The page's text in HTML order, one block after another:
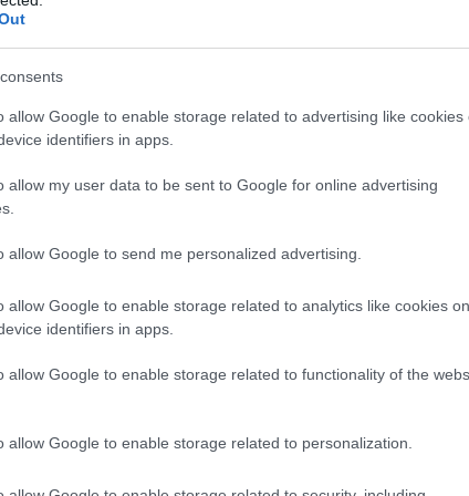
allow Google to enable storage related to advertising like cookies
identifiers in apps.
allow my user data to be sent to Google for online advertising
allow Google to send me personalized advertising.
allow Google to enable storage related to analytics like cookies on
identifiers in apps.
allow Google to enable storage related to functionality of the
allow Google to enable storage related to personalization.
akik egy kisebb kolóniával együtt
Angliába a feketék növekvő úgynevezett
emelkedő bűnözés miatt.
Válasz erre
Afrikaiak mint 50 éve,ezzel nem sokat tud
sem.
Válasz erre
ország. Brazíliától Indián át Kínáig
népességnövekedéssel és a városok gyors
És persze a korrupt politikusok sem
idején faji alapon elkülönült az elit és az
országban nincs így - ezért most könnyen lehet